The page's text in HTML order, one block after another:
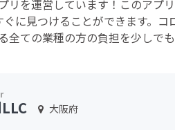
リを運営しています！このアプ
ぐに見つけることができます。
全ての業種の方の負担を少しで
大阪府